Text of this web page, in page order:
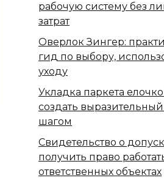
рабочую систему без
затрат
Оверлок Зингер:
гид по выбору,
уходу
Укладка паркета
создать
шагом
Свидетельство о
получить право
ответственных объектах